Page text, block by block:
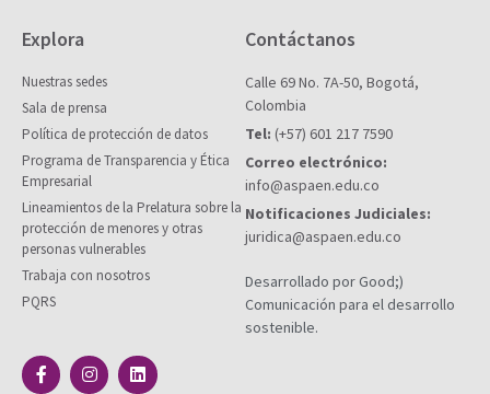
Explora
Nuestras sedes
Sala de prensa
Política de protección de datos
Programa de Transparencia y Ética
Empresarial
Lineamientos de la Prelatura sobre la
protección de menores y otras
personas vulnerables
Trabaja con nosotros
PQRS
Contáctanos
Calle 69 No. 7A-50, Bogotá,
Colombia
Tel: (+57) 601 217 7590
Correo electrónico:
info@aspaen.edu.co
Notificaciones Judiciales:
juridica@aspaen.edu.co
Desarrollado por Good;)
Comunicación para el desarrollo
sostenible.